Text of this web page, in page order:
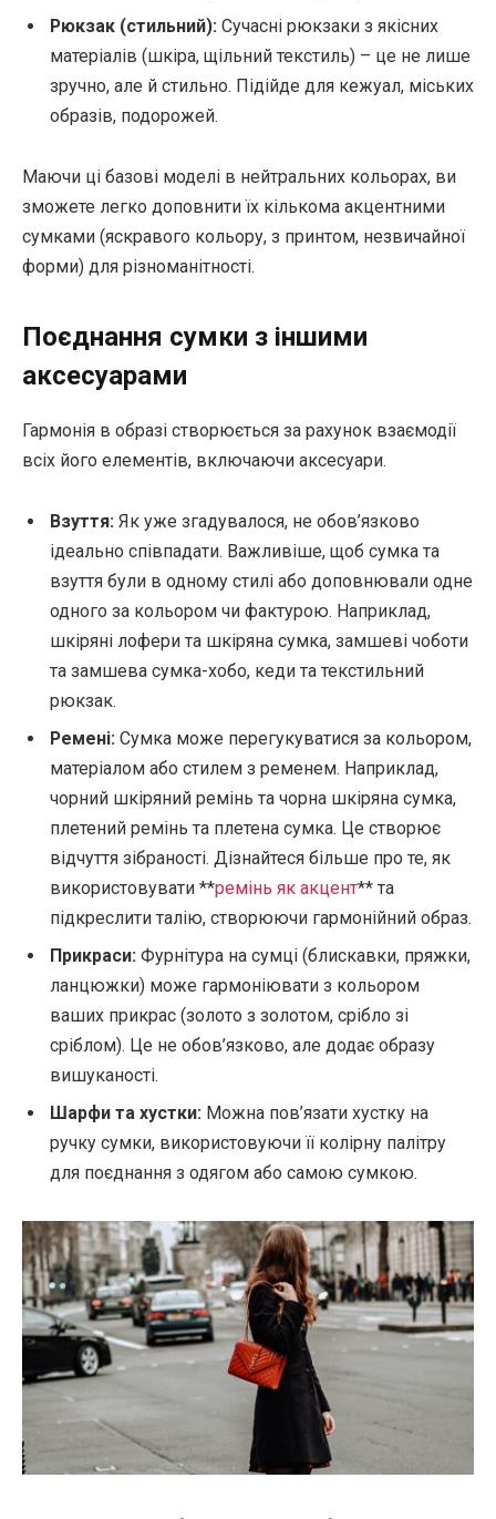
Рюкзак (стильний): Сучасні рюкзаки з якісних
матеріалів (шкіра, щільний текстиль) – це не лише
зручно, але й стильно. Підійде для кежуал, міських
образів, подорожей.
Маючи ці базові моделі в нейтральних кольорах, ви
зможете легко доповнити їх кількома акцентними
сумками (яскравого кольору, з принтом, незвичайної
форми) для різноманітності.
Поєднання сумки з іншими
аксесуарами
Гармонія в образі створюється за рахунок взаємодії
всіх його елементів, включаючи аксесуари.
Взуття: Як уже згадувалося, не обов’язково
ідеально співпадати. Важливіше, щоб сумка та
взуття були в одному стилі або доповнювали одне
одного за кольором чи фактурою. Наприклад,
шкіряні лофери та шкіряна сумка, замшеві чоботи
та замшева сумка-хобо, кеди та текстильний
рюкзак.
Ремені: Сумка може перегукуватися за кольором,
матеріалом або стилем з ременем. Наприклад,
чорний шкіряний ремінь та чорна шкіряна сумка,
плетений ремінь та плетена сумка. Це створює
відчуття зібраності. Дізнайтеся більше про те, як
використовувати **ремінь як акцент** та
підкреслити талію, створюючи гармонійний образ.
Прикраси: Фурнітура на сумці (блискавки, пряжки,
ланцюжки) може гармоніювати з кольором
ваших прикрас (золото з золотом, срібло зі
сріблом). Це не обов’язково, але додає образу
вишуканості.
Шарфи та хустки: Можна пов’язати хустку на
ручку сумки, використовуючи її колірну палітру
для поєднання з одягом або самою сумкою.